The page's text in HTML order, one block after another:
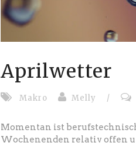
Aprilwetter
Makro Melly /
Momentan ist
Wochenenden relativ offen